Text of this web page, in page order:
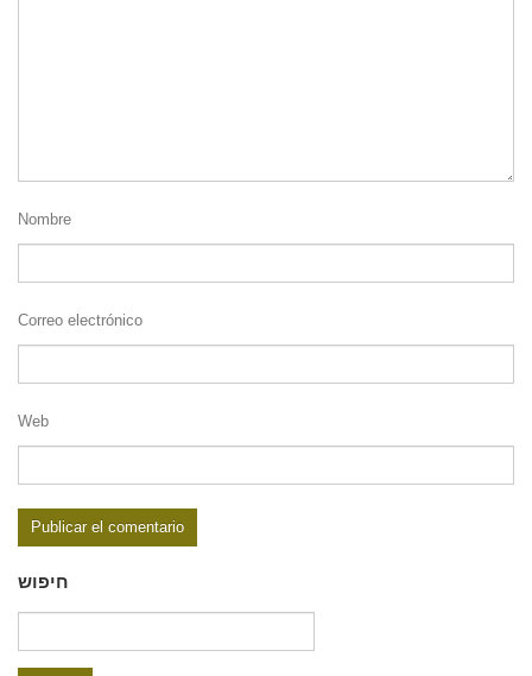
Nombre
Correo electrónico
Web
חיפוש